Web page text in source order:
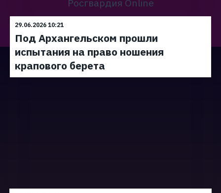
Росгвардия Online
29.06.2026 10:21
Под Архангельском прошли
испытания на право ношения
крапового берета